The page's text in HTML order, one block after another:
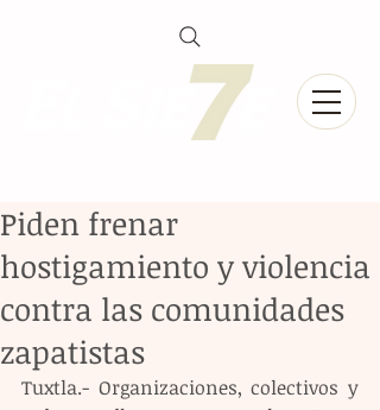
Piden frenar
hostigamiento y violencia
contra las comunidades
zapatistas
Tuxtla.- Organizaciones, colectivos y